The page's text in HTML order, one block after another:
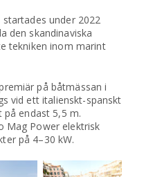
under 2022
den skandinaviska
tekniken inom marint
på båtmässan i
vid ett italienskt-spanskt
endast 5,5 m.
Mag Power elektrisk
på 4–30 kW.